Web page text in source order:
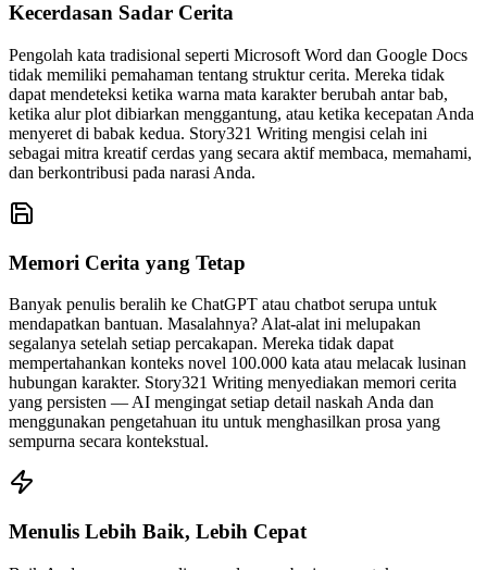
Kecerdasan Sadar Cerita
Pengolah kata tradisional seperti Microsoft Word dan Google Docs
tidak memiliki pemahaman tentang struktur cerita. Mereka tidak
dapat mendeteksi ketika warna mata karakter berubah antar bab,
ketika alur plot dibiarkan menggantung, atau ketika kecepatan Anda
menyeret di babak kedua. Story321 Writing mengisi celah ini
sebagai mitra kreatif cerdas yang secara aktif membaca, memahami,
dan berkontribusi pada narasi Anda.
Memori Cerita yang Tetap
Banyak penulis beralih ke ChatGPT atau chatbot serupa untuk
mendapatkan bantuan. Masalahnya? Alat-alat ini melupakan
segalanya setelah setiap percakapan. Mereka tidak dapat
mempertahankan konteks novel 100.000 kata atau melacak lusinan
hubungan karakter. Story321 Writing menyediakan memori cerita
yang persisten — AI mengingat setiap detail naskah Anda dan
menggunakan pengetahuan itu untuk menghasilkan prosa yang
sempurna secara kontekstual.
Menulis Lebih Baik, Lebih Cepat